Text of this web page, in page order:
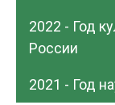
2022 - Год
России
2021 - Год